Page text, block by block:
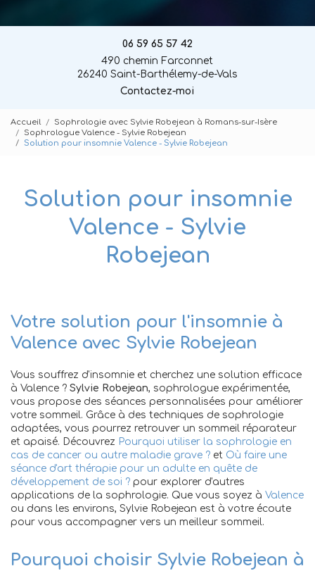
06 59 65 57 42
490 chemin Farconnet
26240 Saint-Barthélemy-de-Vals
Contactez-moi
Accueil
Sophrologie avec Sylvie Robejean à Romans-sur-Isère
Sophrologue Valence - Sylvie Robejean
Solution pour insomnie Valence - Sylvie Robejean
Solution pour insomnie
Valence - Sylvie
Robejean
Votre solution pour l'insomnie à
Valence avec Sylvie Robejean
Vous souffrez d'insomnie et cherchez une solution efficace
à Valence ? Sylvie Robejean, sophrologue expérimentée,
vous propose des séances personnalisées pour améliorer
votre sommeil. Grâce à des techniques de sophrologie
adaptées, vous pourrez retrouver un sommeil réparateur
et apaisé. Découvrez Pourquoi utiliser la sophrologie en
cas de cancer ou autre maladie grave ? et Où faire une
séance d'art thérapie pour un adulte en quête de
développement de soi ? pour explorer d'autres
applications de la sophrologie. Que vous soyez à Valence
ou dans les environs, Sylvie Robejean est à votre écoute
pour vous accompagner vers un meilleur sommeil.
Pourquoi choisir Sylvie Robejean à